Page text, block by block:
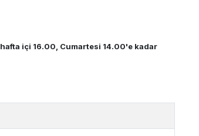
hafta içi 16.00, Cumartesi 14.00'e kadar